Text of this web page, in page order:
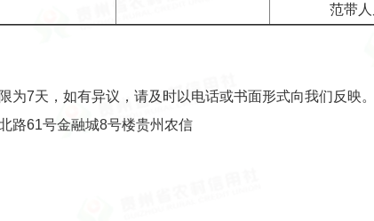
范带
7天，如有异议，请及时以电话或书面形式向我们反映。
61号金融城8号楼贵州农信
贵州省
2024